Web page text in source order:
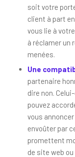
soit votre
client à part
vous lie à
à réclamer un
menées.
Une
partenaire
dire non.
pouvez
vous
envoûter par
promettent
de site web ou